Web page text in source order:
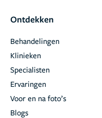
Ontdekken
Behandelingen
Klinieken
Specialisten
Ervaringen
Voor en na foto’s
Blogs